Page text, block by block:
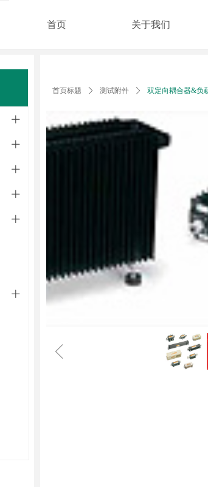
首页 关于我们
首页标题 ꄲ 测试附件 ꄲ 双定向耦合器&负
ꁆ
ꄶ
ꄶ
ꄶ
ꄶ
ꄶ
ꄶ